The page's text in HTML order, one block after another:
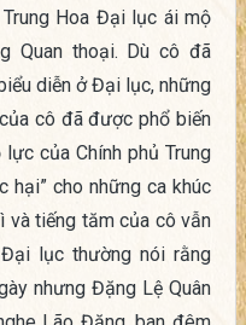
Hoa Đại lục ái mộ
Quan thoại. Dù cô đã
diễn ở Đại lục, những
cô đã được phổ biến
của Chính phủ Trung
hại” cho những ca khúc
và tiếng tăm của cô vẫn
lục thường nói rằng
nhưng Đặng Lệ Quân